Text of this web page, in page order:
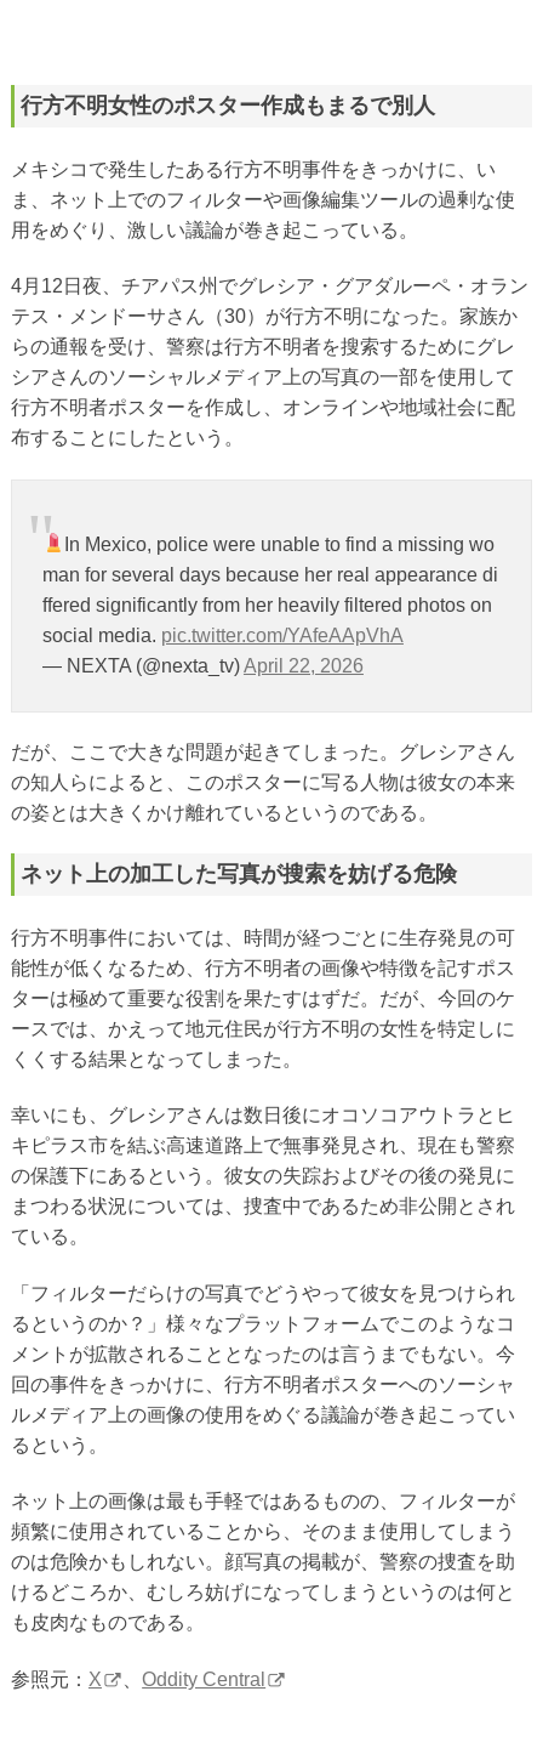
行方不明女性のポスター作成もまるで別人
メキシコで発生したある行方不明事件をきっかけに、い
ま、ネット上でのフィルターや画像編集ツールの過剰な使
用をめぐり、激しい議論が巻き起こっている。
4月12日夜、チアパス州でグレシア・グアダルーペ・オラン
テス・メンドーサさん（30）が行方不明になった。家族か
らの通報を受け、警察は行方不明者を搜索するためにグレ
シアさんのソーシャルメディア上の写真の一部を使用して
行方不明者ポスターを作成し、オンラインや地域社会に配
布することにしたという。
In Mexico, police were unable to find a missing wo
man for several days because her real appearance di
ffered significantly from her heavily filtered photos on
social media. pic.twitter.com/YAfeAApVhA
— NEXTA (@nexta_tv)April 22, 2026
だが、ここで大きな問題が起きてしまった。グレシアさん
の知人らによると、このポスターに写る人物は彼女の本来
の姿とは大きくかけ離れているというのである。
ネット上の加工した写真が搜索を妨げる危険
行方不明事件においては、時間が経つごとに生存発見の可
能性が低くなるため、行方不明者の画像や特徴を記すポス
ターは極めて重要な役割を果たすはずだ。だが、今回のケ
ースでは、かえって地元住民が行方不明の女性を特定しに
くくする結果となってしまった。
幸いにも、グレシアさんは数日後にオコソコアウトラとヒ
キピラス市を結ぶ高速道路上で無事発見され、現在も警察
の保護下にあるという。彼女の失踪およびその後の発見に
まつわる状況については、捜査中であるため非公開とされ
ている。
「フィルターだらけの写真でどうやって彼女を見つけられ
るというのか？」様々なプラットフォームでこのようなコ
メントが拡散されることとなったのは言うまでもない。今
回の事件をきっかけに、行方不明者ポスターへのソーシャ
ルメディア上の画像の使用をめぐる議論が巻き起こってい
るという。
ネット上の画像は最も手軽ではあるものの、フィルターが
頻繁に使用されていることから、そのまま使用してしまう
のは危険かもしれない。顔写真の掲載が、警察の捜査を助
けるどころか、むしろ妨げになってしまうというのは何と
も皮肉なものである。
参照元： X 、Oddity Central